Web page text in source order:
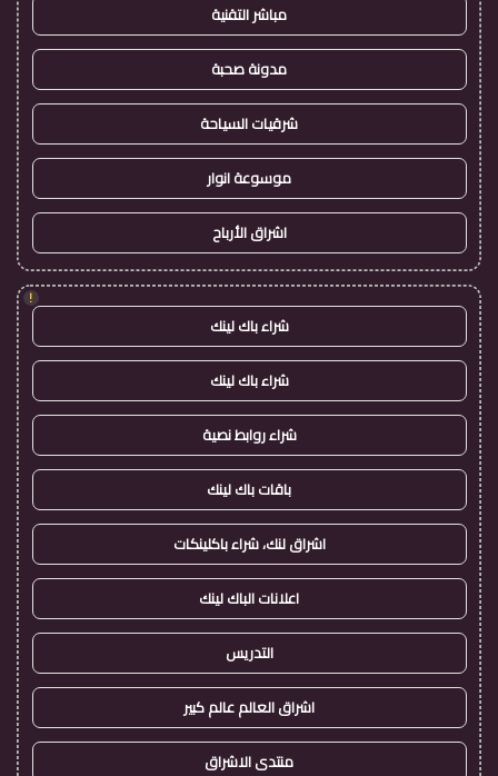
مباشر التقنية
مدونة صحبة
شرقيات السياحة
موسوعة انوار
اشراق الأرباح
!
شراء باك لينك
شراء باك لينك
شراء روابط نصية
باقات باك لينك
اشراق لنك، شراء باكلينكات
اعلانات الباك لينك
التدريس
اشراق العالم عالم كبير
منتدى الاشراق